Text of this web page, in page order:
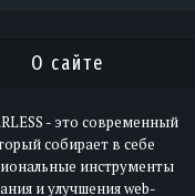
О сайте
- это современный
собирает в себе
инструменты
и улучшения web-